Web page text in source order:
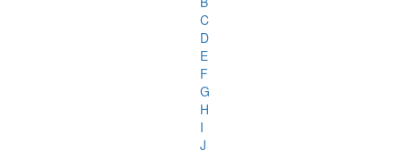
C
D
E
F
G
H
I
J